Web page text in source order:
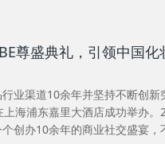
尊盛典礼，引领中国化
业渠道10余年并坚持不断创新
海浦东嘉里大酒店成功举办。
创办10余年的商业社交盛宴，